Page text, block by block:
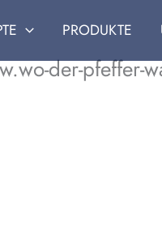
PRODUKTE
der-pfeffer-